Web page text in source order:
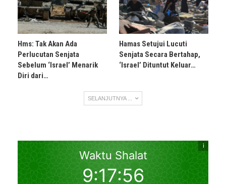
Hms: Tak Akan Ada
Perlucutan Senjata
Sebelum ‘Israel’ Menarik
Diri dari…
Hamas Setujui Lucuti
Senjata Secara Bertahap,
‘Israel’ Dituntut Keluar…
SELANJUTNYA ...